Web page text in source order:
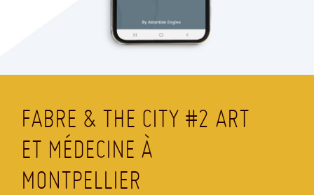
FABRE & THE CITY #2 ART
ET MÉDECINE À
MONTPELLIER